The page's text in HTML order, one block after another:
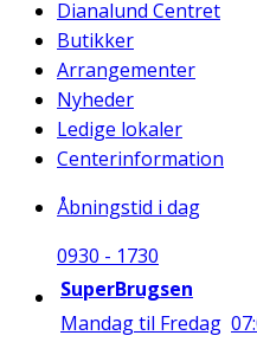
Dianalund Centret
Butikker
Arrangementer
Nyheder
Ledige lokaler
Centerinformation
Åbningstid i dag
0930 - 1730
SuperBrugsen
Mandag til Fredag